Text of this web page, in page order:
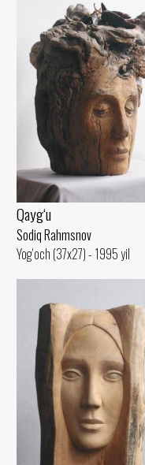
Qayg‘u
Sodiq Rahmsnov
Yog‘och (37x27) - 1995 yil